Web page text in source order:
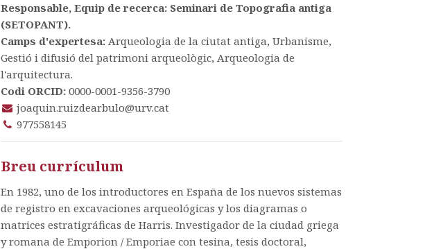
Responsable, Equip de recerca: Seminari de Topografia antiga
(SETOPANT).
Camps d'expertesa:Arqueologia de la ciutat antiga, Urbanisme,
Gestió i difusió del patrimoni arqueològic, Arqueologia de
l'arquitectura.
Codi ORCID: 0000-0001-9356-3790
joaquin.ruizdearbulo@urv.cat
977558145
Breu currículum
En 1982, uno de los introductores en España de los nuevos sistemas
de registro en excavaciones arqueológicas y los diagramas o
matrices estratigráficas de Harris. Investigador de la ciudad griega
y romana de Emporion / Emporiae con tesina, tesis doctoral,